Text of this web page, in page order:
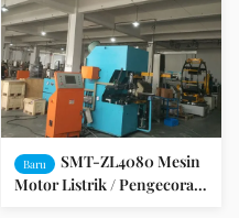
Baru
SMT-ZL4080 Mesin
Motor Listrik / Pengecoran